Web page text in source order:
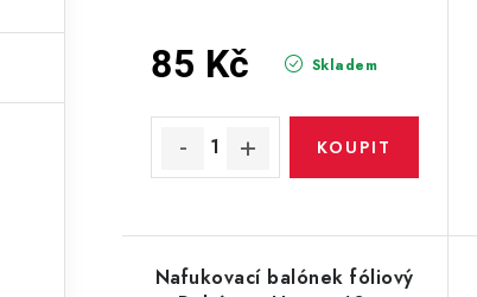
u
k
t
ů
Skladem
85 Kč
Nafukovací balónek fóliový